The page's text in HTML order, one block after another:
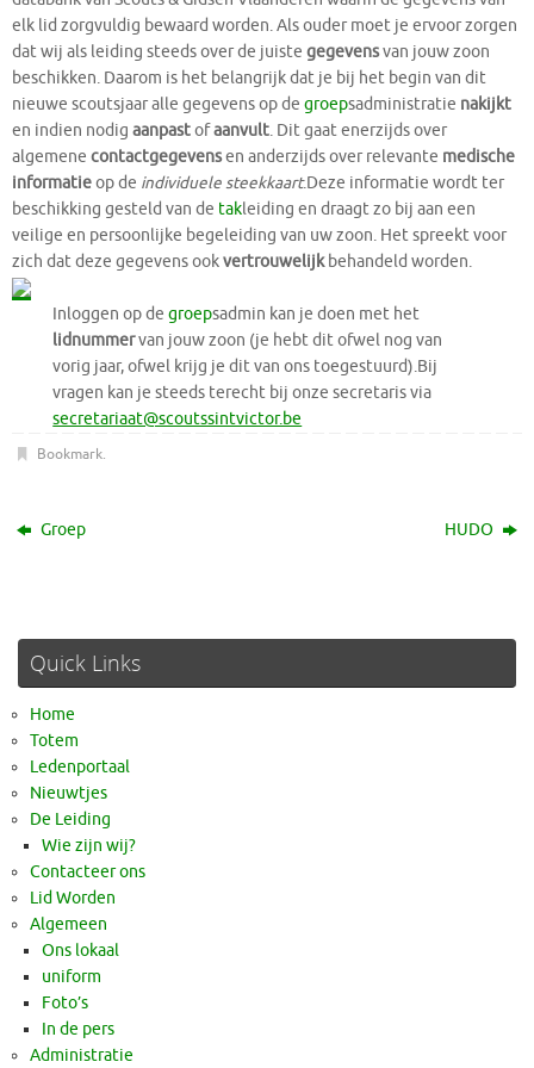
elk lid zorgvuldig bewaard worden. Als ouder moet je ervoor zorgen
dat wij als leiding steeds over de juiste gegevensvan jouw zoon
beschikken. Daarom is het belangrijk dat je bij het begin van dit
nieuwe scoutsjaar alle gegevens op de groepsadministratie nakijkt
en indien nodig aanpastofaanvult. Dit gaat enerzijds over
algemene contactgegevensen anderzijds over relevante medische
informatieop de individuele steekkaart.Deze informatie wordt ter
beschikking gesteld van de takleiding en draagt zo bij aan een
veilige en persoonlijke begeleiding van uw zoon. Het spreekt voor
zich dat deze gegevens ookvertrouwelijkbehandeld worden.
Inloggen op degroepsadmin kan je doen met het
lidnummervan jouw zoon (je hebt dit ofwel nog van
vorig jaar, ofwel krijg je dit van ons toegestuurd).Bij
vragen kan je steeds terecht bij onze secretaris via
secretariaat@scoutssintvictor.be
Bookmark.
Groep HUDO
Quick Links
Home
Totem
Ledenportaal
Nieuwtjes
De Leiding
Wie zijn wij?
Contacteer ons
Lid Worden
Algemeen
Ons lokaal
uniform
Foto’s
In de pers
Administratie